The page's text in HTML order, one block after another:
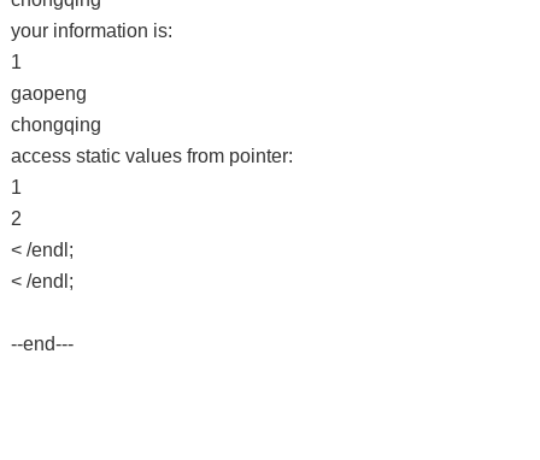
your information is:
1
gaopeng
chongqing
access static values from pointer:
1
2
< /endl;
< /endl;
--end---